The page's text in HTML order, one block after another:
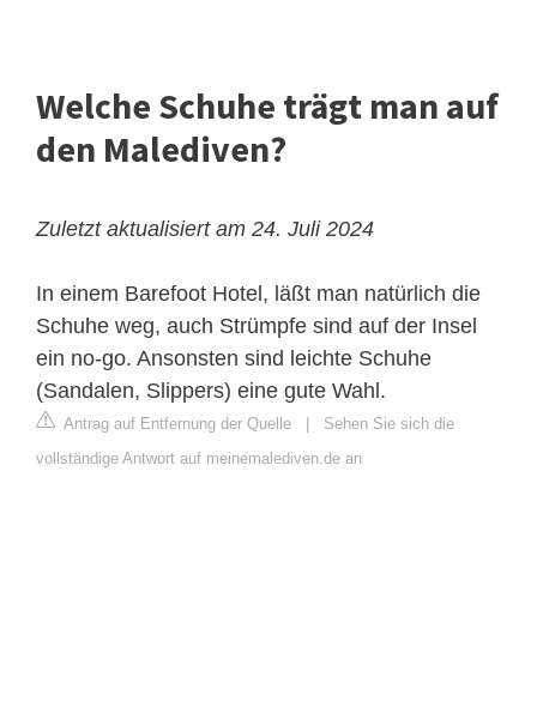
Welche Schuhe trägt man auf
den Malediven?
Zuletzt aktualisiert am 24. Juli 2024
In einem Barefoot Hotel, läßt man natürlich die
Schuhe weg, auch Strümpfe sind auf der Insel
ein no-go. Ansonsten sind leichte Schuhe
(Sandalen, Slippers) eine gute Wahl.
Antrag auf Entfernung der Quelle
Sehen Sie sich die
vollständige Antwort auf meinemalediven.de an